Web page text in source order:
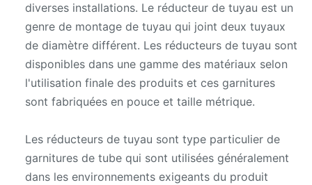
diverses installations. Le réducteur de tuyau est un
genre de montage de tuyau qui joint deux tuyaux
de diamètre différent. Les réducteurs de tuyau sont
disponibles dans une gamme des matériaux selon
l'utilisation finale des produits et ces garnitures
sont fabriquées en pouce et taille métrique.
Les réducteurs de tuyau sont type particulier de
garnitures de tube qui sont utilisées généralement
dans les environnements exigeants du produit